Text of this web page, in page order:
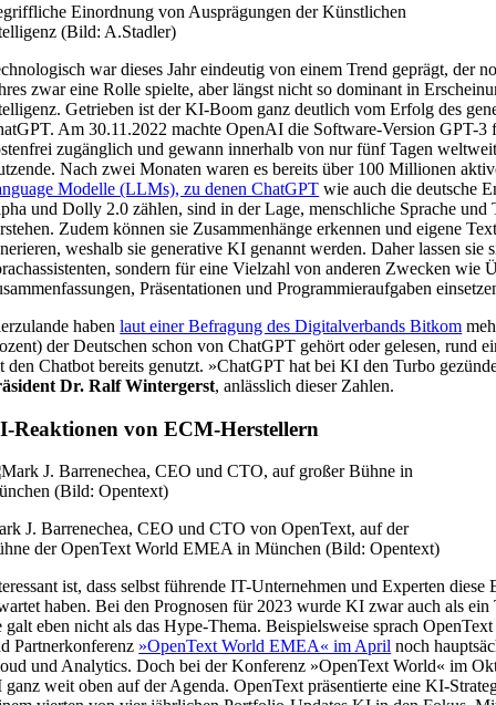
Einordnung von Ausprägungen der Künstlichen
(Bild: A.Stadler)
war dieses Jahr eindeutig von einem Trend geprägt, der
zwar eine Rolle spielte, aber längst nicht so dominant in
Getrieben ist der KI-Boom ganz deutlich vom Erfolg des
Am 30.11.2022 machte OpenAI die Software-Version GPT-
zugänglich und gewann innerhalb von nur fünf Tagen
Nach zwei Monaten waren es bereits über 100 Millionen
Modelle (LLMs), zu denen ChatGPT wie auch die deutsche
und Dolly 2.0 zählen, sind in der Lage, menschliche Sprache und
Zudem können sie Zusammenhänge erkennen und eigene
weshalb sie generative KI genannt werden. Daher lassen sie
sondern für eine Vielzahl von anderen Zwecken wie
Präsentationen und Programmieraufgaben
habenlaut einer Befragung des Digitalverbands Bitkom
der Deutschen schon von ChatGPT gehört oder gelesen, rund
den Chatbot bereits genutzt. »ChatGPT hat bei KI den Turbo
Dr. Ralf Wintergerst, anlässlich dieser Zahlen.
Reaktionen von ECM-Herstellern
J. Barrenechea, CEO und CTO von OpenText, auf der
der OpenText World EMEA in München (Bild: Opentext)
ist, dass selbst führende IT-Unternehmen und Experten
haben. Bei den Prognosen für 2023 wurde KI zwar auch als ein
galt eben nicht als das Hype-Thema. Beispielsweise sprach
Partnerkonferenz »OpenText World EMEA« im April noch
und Analytics. Doch bei der Konferenz »OpenText World« im
weit oben auf der Agenda. OpenText präsentierte eine KI-